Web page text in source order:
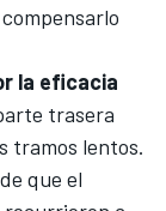
la eficacia
trasera
tramos lentos.
que el